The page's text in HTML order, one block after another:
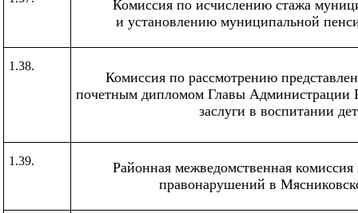
Комиссия по исчислению стажа
и установлению муниципальной
1.38.
Комиссия по рассмотрению
почетным дипломом Главы Администрации
заслуги в воспитании
1.39.
Районная межведомственная
правонарушений в